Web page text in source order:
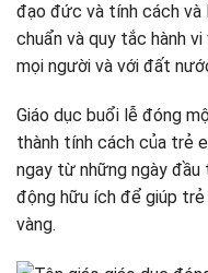
đạo đức và tính cách
chuẩn và quy tắc hành
mọi người và với đất
Giáo dục buổi lễ đóng
thành tính cách của trẻ
ngay từ những ngày
động hữu ích để giúp
vàng.